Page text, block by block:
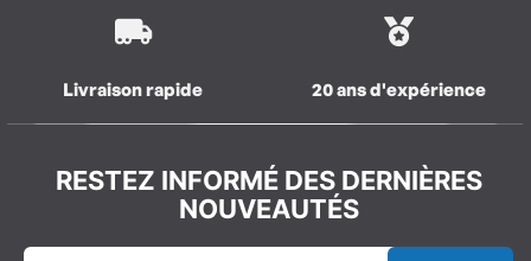
Livraison rapide 20 ans d'expérience
RESTEZ INFORMÉ DES DERNIÈRES
NOUVEAUTÉS